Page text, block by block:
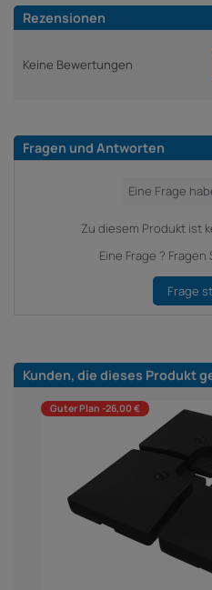
Rezensionen
Keine Bewertungen
Fragen und Antworten
Zu diesem Produkt ist
Eine Frage ? Fragen
Frage
Kunden, die dieses Produkt
Guter Plan -26,00 €